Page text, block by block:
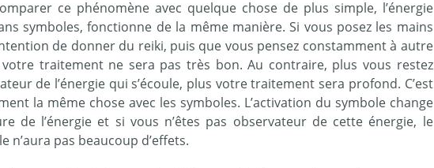
ce phénomène avec quelque chose de plus simple, l’énergie
symboles, fonctionne de la même manière. Si vous posez les mains
de donner du reiki, puis que vous pensez constamment à autre
votre traitement ne sera pas très bon. Au contraire, plus vous restez
de l’énergie qui s’écoule, plus votre traitement sera profond. C’est
la même chose avec les symboles. L’activation du symbole change
de l’énergie et si vous n’êtes pas observateur de cette énergie, le
n’aura pas beaucoup d’effets.